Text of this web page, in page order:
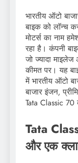
भारतीय ऑटो
बाइक को लॉन्च
मोटर्स का नाम
रहा है। कंपनी
जो ज्यादा
कीमत पर। यह
में भारतीय ऑटो
बाजार इंजन,
Tata Classic
Tata
और एक